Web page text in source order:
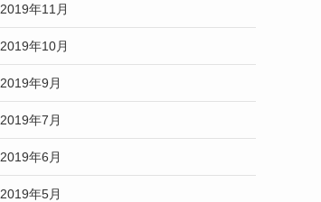
2019年11月
2019年10月
2019年9月
2019年7月
2019年6月
2019年5月